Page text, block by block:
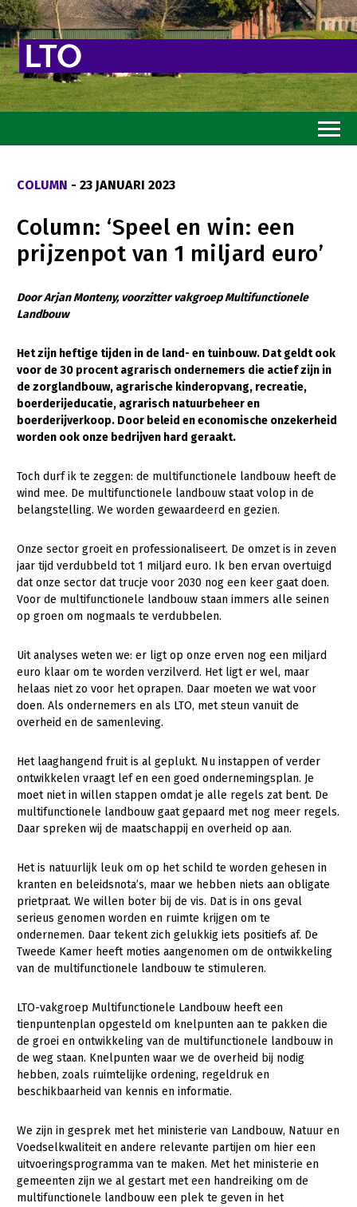
Goed eten
Mooi groen
Sterk ondernemerschap
Transitiepaden
Thema’s
Gezonde planten
Gezonde dieren
Natuur, klimaat en energie
Bodem en water
Platteland en omgeving
Internationaal
Sectoren
Dier
Biologische Landbouw
Geitenhouderij
Kalverhouderij
Melkveehouderij
Paardenhouderij
Pluimveehouderij
Varkenshouderij
Vleesveehouderij
Plant
Akkerbouw
Biologische Landbouw
Bomen, vaste planten en zomerbloemen
Fruitteelt
Glastuinbouw
Vollegrondsgroente
Multifunctionele landbouw
Multifunctioneel
Onderwerpen
Nieuws
Webinars
Over LTO
LTO Nederland
Mensen
Medewerkers
Vakgroepbestuurders
Vacatures
Pers
Contact
COLUMN - 23 JANUARI 2023
Column: ‘Speel en win: een
prijzenpot van 1 miljard euro’
Door Arjan Monteny, voorzitter vakgroep Multifunctionele
Landbouw
Het zijn heftige tijden in de land- en tuinbouw. Dat geldt ook
voor de 30 procent agrarisch ondernemers die actief zijn in
de zorglandbouw, agrarische kinderopvang, recreatie,
boerderijeducatie, agrarisch natuurbeheer en
boerderijverkoop. Door beleid en economische onzekerheid
worden ook onze bedrijven hard geraakt.
Toch durf ik te zeggen: de multifunctionele landbouw heeft de
wind mee. De multifunctionele landbouw staat volop in de
belangstelling. We worden gewaardeerd en gezien.
Onze sector groeit en professionaliseert. De omzet is in zeven
jaar tijd verdubbeld tot 1 miljard euro. Ik ben ervan overtuigd
dat onze sector dat trucje voor 2030 nog een keer gaat doen.
Voor de multifunctionele landbouw staan immers alle seinen
op groen om nogmaals te verdubbelen.
Uit analyses weten we: er ligt op onze erven nog een miljard
euro klaar om te worden verzilverd. Het ligt er wel, maar
helaas niet zo voor het oprapen. Daar moeten we wat voor
doen. Als ondernemers en als LTO, met steun vanuit de
overheid en de samenleving.
Het laaghangend fruit is al geplukt. Nu instappen of verder
ontwikkelen vraagt lef en een goed ondernemingsplan. Je
moet niet in willen stappen omdat je alle regels zat bent. De
multifunctionele landbouw gaat gepaard met nog meer regels.
Daar spreken wij de maatschappij en overheid op aan.
Het is natuurlijk leuk om op het schild te worden gehesen in
kranten en beleidsnota’s, maar we hebben niets aan obligate
prietpraat. We willen boter bij de vis. Dat is in ons geval
serieus genomen worden en ruimte krijgen om te
ondernemen. Daar tekent zich gelukkig iets positiefs af. De
Tweede Kamer heeft moties aangenomen om de ontwikkeling
van de multifunctionele landbouw te stimuleren.
LTO-vakgroep Multifunctionele Landbouw heeft een
tienpuntenplan opgesteld om knelpunten aan te pakken die
de groei en ontwikkeling van de multifunctionele landbouw in
de weg staan. Knelpunten waar we de overheid bij nodig
hebben, zoals ruimtelijke ordening, regeldruk en
beschikbaarheid van kennis en informatie.
We zijn in gesprek met het ministerie van Landbouw, Natuur en
Voedselkwaliteit en andere relevante partijen om hier een
uitvoeringsprogramma van te maken. Met het ministerie en
gemeenten zijn we al gestart met een handreiking om de
multifunctionele landbouw een plek te geven in het